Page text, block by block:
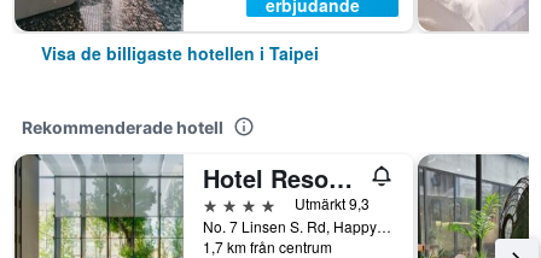
erbjudande
Visa de billigaste hotellen i Taipei
Rekommenderade hotell
Hotel Resonance Taipei, Tapestry Collection by Hilton
4 stjärnor
Utmärkt 9,3
No. 7 Linsen S. Rd, Happy Village, Taipei, Taiwan
1,7 km från centrum